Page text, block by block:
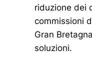
riduzione dei
commissioni
Gran
soluzioni.